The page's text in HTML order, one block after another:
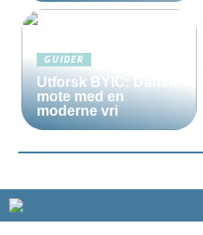
GUIDER
Utforsk BYIC: Dansk
mote med en
moderne vri